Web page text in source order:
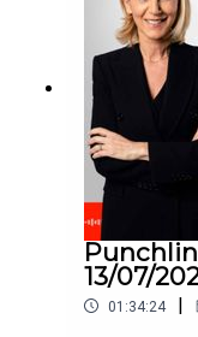
13/07/
01:34:24 |